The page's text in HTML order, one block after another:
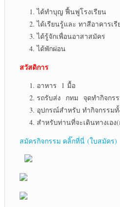
ได้ทำบุญ ฟื้นฟูโรงเรียน
ได้เรียนรู้และ ทาสีอาคารเรี
ได้รู้จักเพื่อนอาสาสมัคร
ได้พักผ่อน
สวัสดิการ
อาหาร 1 มื้อ
รถรับส่ง กทม จุดทำกิจกร
อุปกรณ์สำหรับ ทำกิจกรรม
สำหรับท่านที่จะเดินทางเอ
สมัครกิจกรรม คลิ๊กที่นี่ (ใบสมัคร)